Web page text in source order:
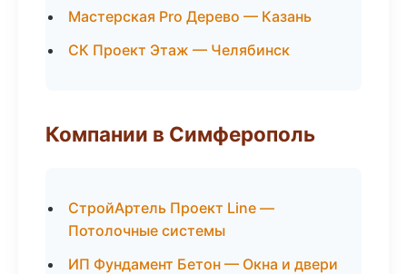
Мастерская Pro Дерево — Казань
СК Проект Этаж — Челябинск
Компании в Симферополь
СтройАртель Проект Line —
Потолочные системы
ИП Фундамент Бетон — Окна и двери